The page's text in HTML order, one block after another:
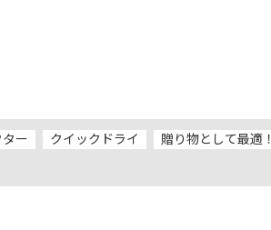
ター クイックドライ 贈り物として最適！